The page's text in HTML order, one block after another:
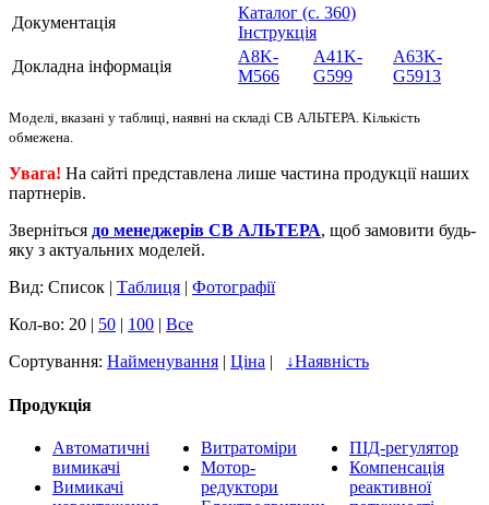
Документація
Каталог (с. 360)
Інструкція
Докладна інформація
A8K-
M566
A41K-
G599
A63K-
G5913
Моделі, вказані у таблиці, наявні на складі СВ АЛЬТЕРА. Кількість
обмежена.
Увага! На сайті представлена лише частина продукції наших
партнерів.
Зверніться до менеджерів СВ АЛЬТЕРА, щоб замовити будь-
яку з актуальних моделей.
Вид: Список | Таблиця | Фотографії
Кол-во: 20 | 50 | 100 | Все
Сортування: Найменування | Ціна | ↓Наявність
Продукція
Автоматичні
вимикачі
Вимикачі
Витратоміри
Мотор-
редуктори
ПІД-регулятор
Компенсація
реактивної